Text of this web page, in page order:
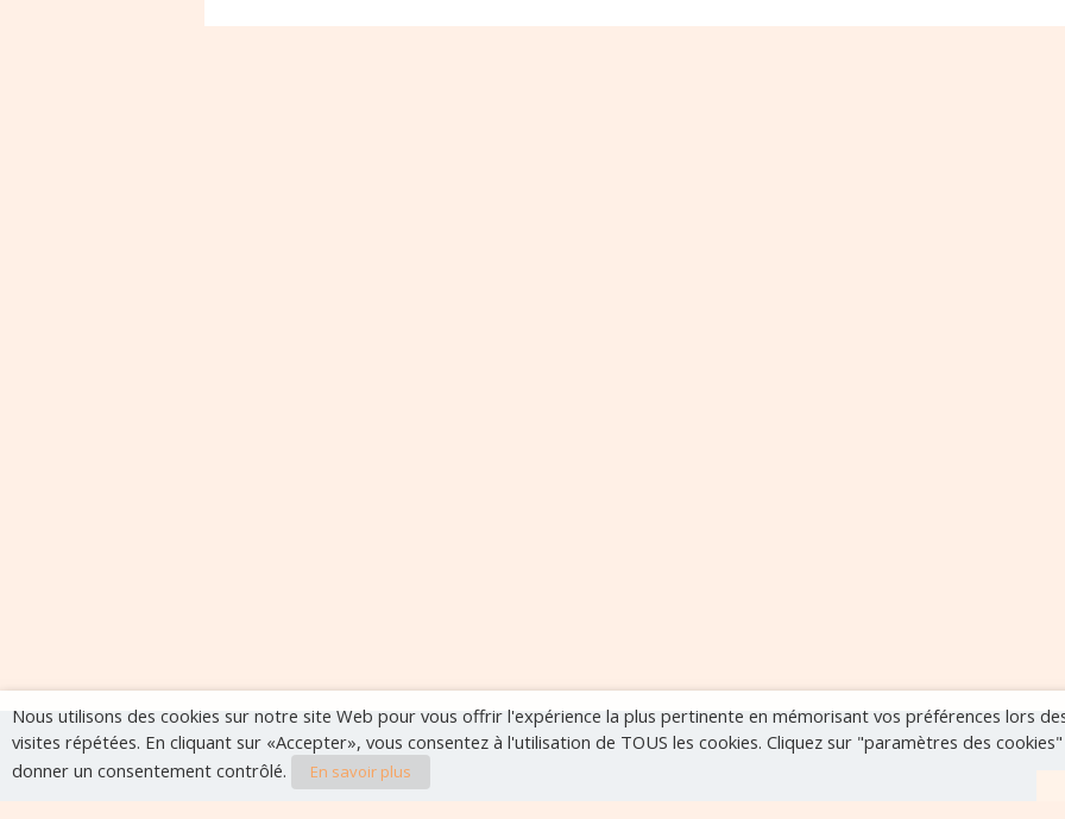
Nous utilisons des cookies sur notre site Web pour vous offrir l'expérience la plus pertinente en mémorisant vos préférences lors
visites répétées. En cliquant sur «Accepter», vous consentez à l'utilisation de TOUS les cookies. Cliquez sur "paramètres des
donner un consentement contrôlé.
En savoir plus